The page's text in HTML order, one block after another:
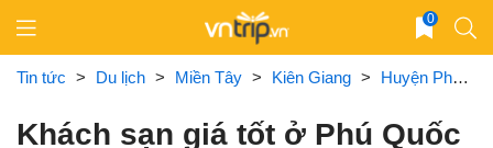
content
0
Tin tức > Du lịch > Miền Tây > Kiên Giang > Huyện Phú Quốc
Khách sạn giá tốt ở Phú Quốc